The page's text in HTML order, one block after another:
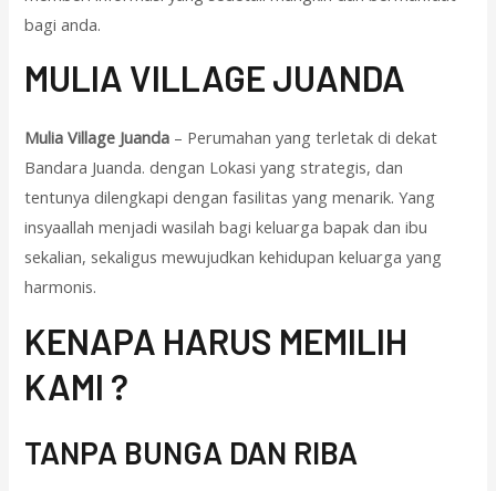
bagi anda.
MULIA VILLAGE JUANDA
Mulia Village Juanda – Perumahan yang terletak di dekat
Bandara Juanda. dengan Lokasi yang strategis, dan
tentunya dilengkapi dengan fasilitas yang menarik. Yang
insyaallah menjadi wasilah bagi keluarga bapak dan ibu
sekalian, sekaligus mewujudkan kehidupan keluarga yang
harmonis.
KENAPA HARUS MEMILIH
KAMI ?
TANPA BUNGA DAN RIBA